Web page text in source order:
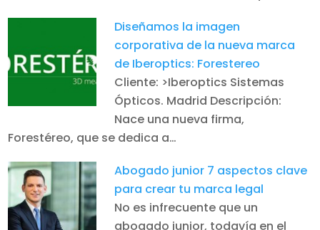
Diseñamos la imagen
corporativa de la nueva marca
de Iberoptics: Forestereo
Cliente: >Iberoptics Sistemas
Ópticos. Madrid Descripción:
Nace una nueva firma,
Forestéreo, que se dedica a…
Abogado junior 7 aspectos clave
para crear tu marca legal
No es infrecuente que un
abogado junior, todavía en el